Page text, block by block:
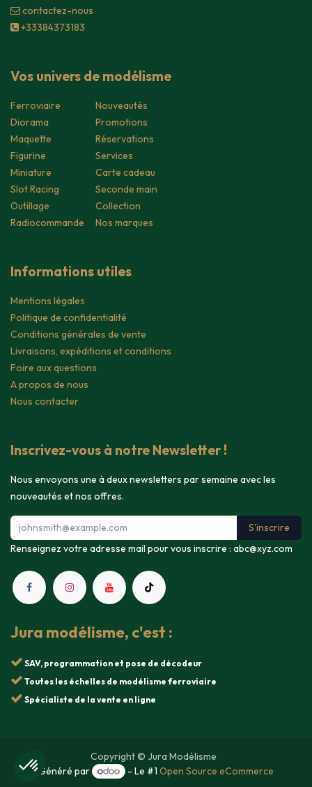
contacte​z-nous
+33384373183
Vos univers de modélisme
Ferroviaire
Diorama
Maquette
Figurine
Miniature
Slot Racing
Outillage
Radiocommande
Nouveautés
Promotions
Réservations
Services
Carte cadeau
Seconde main
Collection
Nos marques
Informations utiles
Mentions légales
Politique de confidentialité
Conditions générales de vente
Livraisons, expéditions et conditions
Foire aux questions
A propos de nous
Nous contacter
Inscrivez-vous à notre Newsletter !
Nous envoyons une à deux newsletters par semaine avec les
nouveautés et nos offres.
S'inscrire
Renseignez votre adresse mail pour vous inscrire : abc@xyz.com
Jura modélisme, c'est :
SAV, programmation et pose de décodeur
Toutes les échelles de modélisme ferroviaire
Spécialiste de la vente en ligne
Copyright © Jura Modélisme
Généré par
- Le #1Open Source eCommerce